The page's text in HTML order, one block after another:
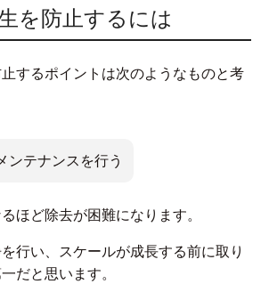
を防止するには
するポイントは次のようなものと考
ンテナンスを行う
ほど除去が困難になります。
行い、スケールが成長する前に取り
だと思います。